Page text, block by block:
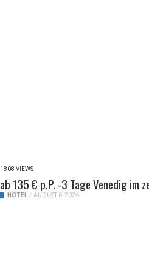
1808 VIEWS
ab 135 € p.P. -3 Tage Venedig im
HOTEL / AUGUST 6, 2026